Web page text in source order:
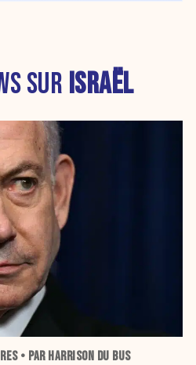
SUR ISRAËL
• PAR HARRISON DU BUS